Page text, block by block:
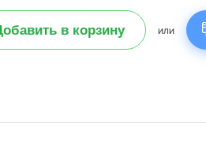
в корзину или